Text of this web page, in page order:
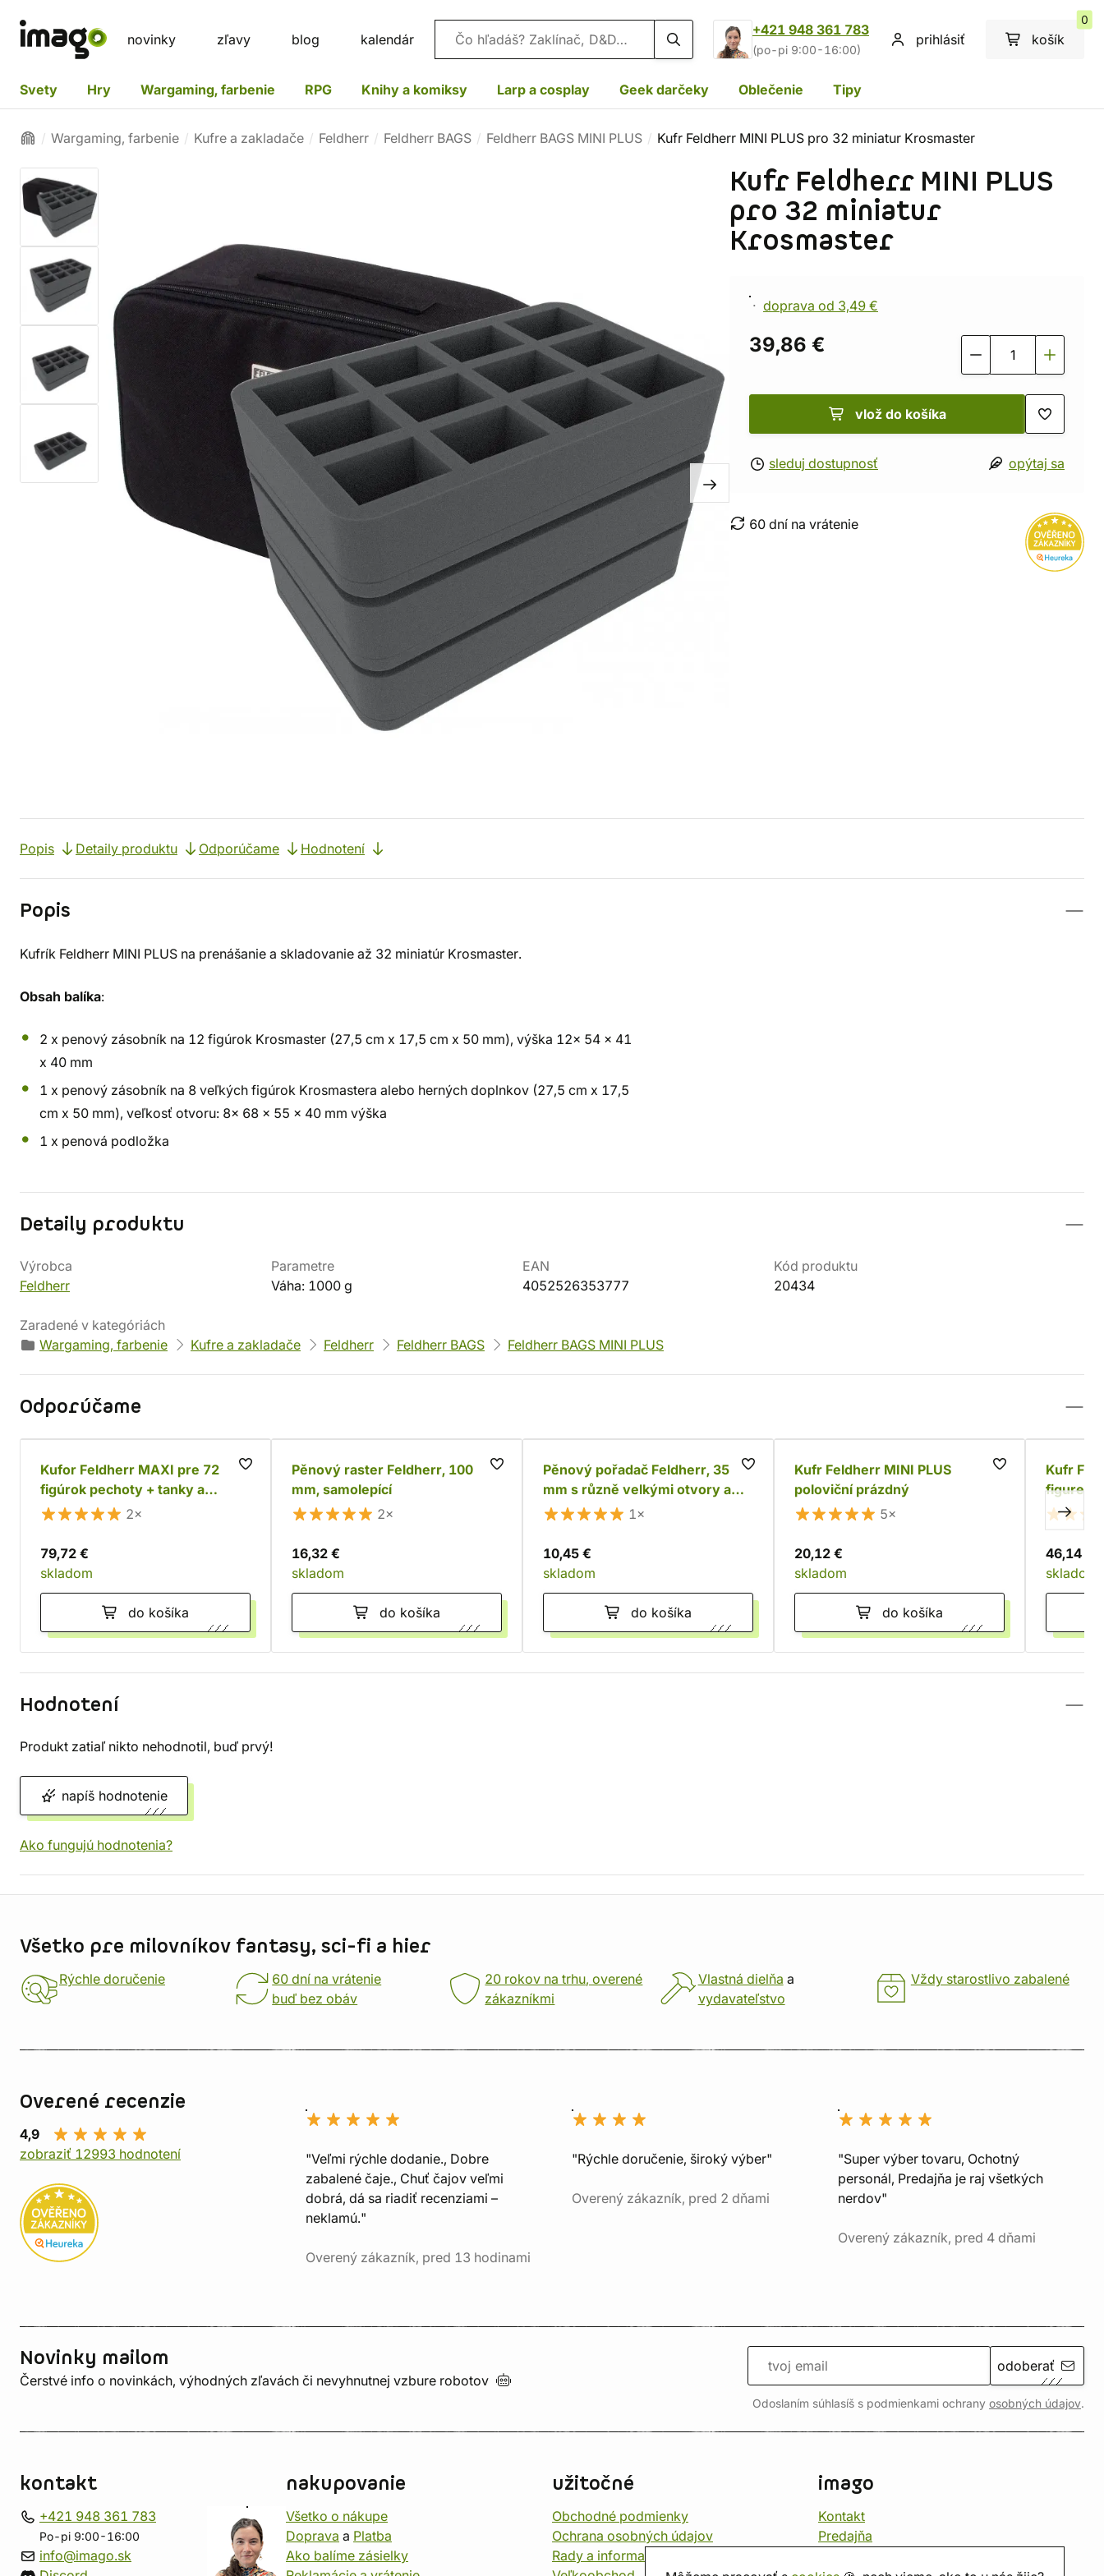
novinky zľavy blog kalendár Vyhľadávanie
+421 948 361 783
(po-pi 9:00-16:00)
prihlásiť košík
0
Svety Hry Wargaming, farbenie RPG Knihy a komiksy Larp a cosplay Geek darčeky Oblečenie Tipy
Wargaming, farbenie Kufre a zakladače Feldherr Feldherr BAGS Feldherr BAGS MINI PLUS Kufr Feldherr MINI PLUS pro 32 miniatur Krosmaster
Kufr Feldherr MINI PLUS
pro 32 miniatur
Krosmaster
doprava od 3,49 €
39,86 €
vlož do košíka
sleduj dostupnosť opýtaj sa
60 dní na vrátenie
Popis Detaily produktu Odporúčame Hodnotení
Popis
Kufrík Feldherr MINI PLUS na prenášanie a skladovanie až 32 miniatúr Krosmaster.
Obsah balíka:
2 x penový zásobník na 12 figúrok Krosmaster (27,5 cm x 17,5 cm x 50 mm), výška 12x 54 x 41
x 40 mm
1 x penový zásobník na 8 veľkých figúrok Krosmastera alebo herných doplnkov (27,5 cm x 17,5
cm x 50 mm), veľkosť otvoru: 8x 68 x 55 x 40 mm výška
1 x penová podložka
Detaily produktu
Výrobca
Feldherr
Parametre
Váha: 1000 g
EAN
4052526353777
Kód produktu
20434
Zaradené v kategóriách
Wargaming, farbenie
Kufre a zakladače Feldherr Feldherr BAGS Feldherr BAGS MINI PLUS
Odporúčame
Kufor Feldherr MAXI pre 72
figúrok pechoty + tanky a
monštrá
2×
79,72 €
skladom
do košíka
Pěnový raster Feldherr, 100
mm, samolepící
2×
16,32 €
skladom
do košíka
Pěnový pořadač Feldherr, 35
mm s různě velkými otvory a
dnem
1×
10,45 €
skladom
do košíka
Kufr Feldherr MINI PLUS
poloviční prázdný
5×
20,12 €
skladom
do košíka
Kufr
figurek
46,14 €
skladom
Hodnotení
Produkt zatiaľ nikto nehodnotil, buď prvý!
napíš hodnotenie
Ako fungujú hodnotenia?
Všetko pre milovníkov fantasy, sci-fi a hier
Rýchle doručenie
60 dní na vrátenie
buď bez obáv
20 rokov na trhu, overené
zákazníkmi
Vlastná dielňa a
vydavateľstvo
Vždy starostlivo zabalené
Overené recenzie
4,9
zobraziť 12993 hodnotení
"Veľmi rýchle dodanie., Dobre
zabalené čaje., Chuť čajov veľmi
dobrá, dá sa riadiť recenziami –
neklamú."
Overený zákazník, pred 13 hodinami
"Rýchle doručenie, široký výber"
Overený zákazník, pred 2 dňami
"Super výber tovaru, Ochotný
personál, Predajňa je raj všetkých
nerdov"
Overený zákazník, pred 4 dňami
Novinky mailom
Čerstvé info o novinkách, výhodných zľavách či nevyhnutnej vzbure robotov
odoberať
Odoslaním súhlasíš s podmienkami ochrany osobných údajov.
kontakt
+421 948 361 783
Po-pi 9:00-16:00
info@imago.sk
nakupovanie
Všetko o nákupe
Doprava a Platba
Ako balíme zásielky
užitočné
Obchodné podmienky
Ochrana osobných údajov
Rady a informace
imago
Kontakt
Predajňa